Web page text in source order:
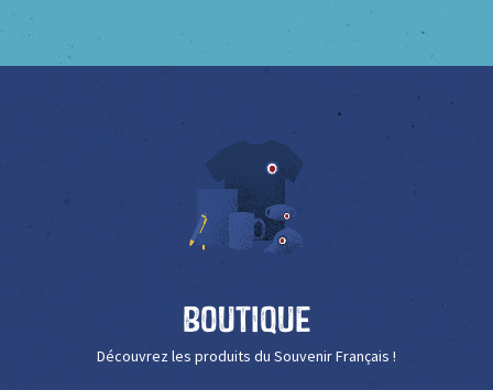
Boutique
Découvrez les produits du Souvenir Français !